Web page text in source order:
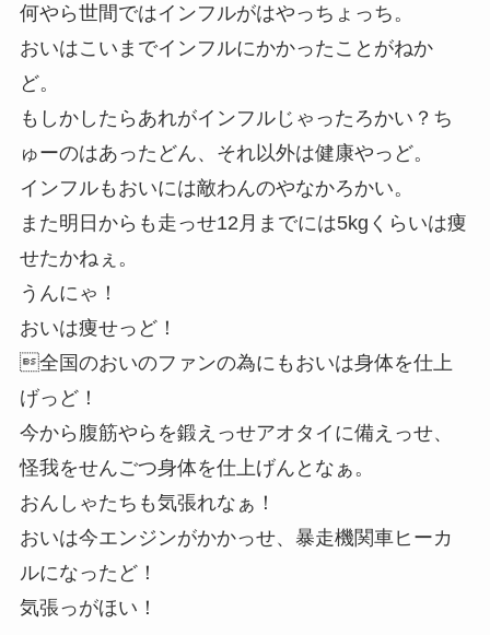
何やら世間ではインフルがはやっちょっち。
おいはこいまでインフルにかかったことがねか
ど。
もしかしたらあれがインフルじゃったろかい？ち
ゅーのはあったどん、それ以外は健康やっど。
インフルもおいには敵わんのやなかろかい。
また明日からも走っせ12月までには5kgくらいは痩
せたかねぇ。
うんにゃ！
おいは痩せっど！
全国のおいのファンの為にもおいは身体を仕上
げっど！
今から腹筋やらを鍛えっせアオタイに備えっせ、
怪我をせんごつ身体を仕上げんとなぁ。
おんしゃたちも気張れなぁ！
おいは今エンジンがかかっせ、暴走機関車ヒーカ
ルになったど！
気張っがほい！